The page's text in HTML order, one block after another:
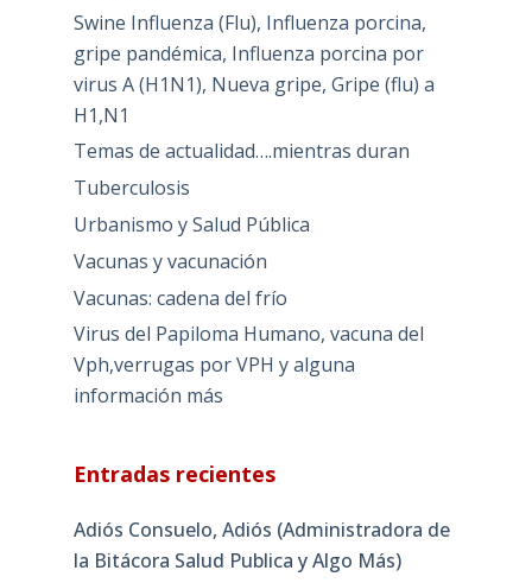
Swine Influenza (Flu), Influenza porcina,
gripe pandémica, Influenza porcina por
virus A (H1N1), Nueva gripe, Gripe (flu) a
H1,N1
Temas de actualidad….mientras duran
Tuberculosis
Urbanismo y Salud Pública
Vacunas y vacunación
Vacunas: cadena del frío
Virus del Papiloma Humano, vacuna del
Vph,verrugas por VPH y alguna
información más
Entradas recientes
Adiós Consuelo, Adiós (Administradora de
la Bitácora Salud Publica y Algo Más)